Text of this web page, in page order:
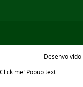
Click me! Popup text...